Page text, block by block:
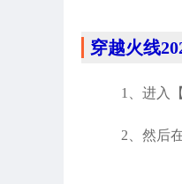
穿越火线
1、进入
2、然后